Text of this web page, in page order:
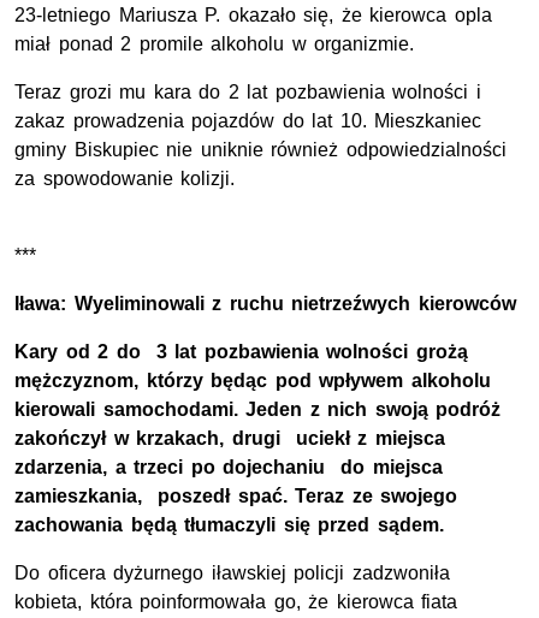
23-letniego Mariusza P. okazało się, że kierowca opla
miał ponad 2 promile alkoholu w organizmie.
Teraz grozi mu kara do 2 lat pozbawienia wolności i
zakaz prowadzenia pojazdów do lat 10. Mieszkaniec
gminy Biskupiec nie uniknie również odpowiedzialności
za spowodowanie kolizji.
***
Iława: Wyeliminowali z ruchu nietrzeźwych kierowców
Kary od 2 do 3 lat pozbawienia wolności grożą
mężczyznom, którzy będąc pod wpływem alkoholu
kierowali samochodami. Jeden z nich swoją podróż
zakończył w krzakach, drugi uciekł z miejsca
zdarzenia, a trzeci po dojechaniu do miejsca
zamieszkania, poszedł spać. Teraz ze swojego
zachowania będą tłumaczyli się przed sądem.
Do oficera dyżurnego iławskiej policji zadzwoniła
kobieta, która poinformowała go, że kierowca fiata